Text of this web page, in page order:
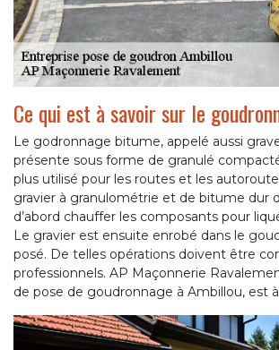
Ce qui est à savoir sur le
Le godronnage bitume, appelé aussi
présente sous forme de granulé
plus utilisé pour les routes et les
gravier à granulométrie et de bitume dur
d’abord chauffer les composants pour
Le gravier est ensuite enrobé dans le
posé. De telles opérations doivent être
professionnels. AP Maçonnerie
de pose de goudronnage à Ambillou, est